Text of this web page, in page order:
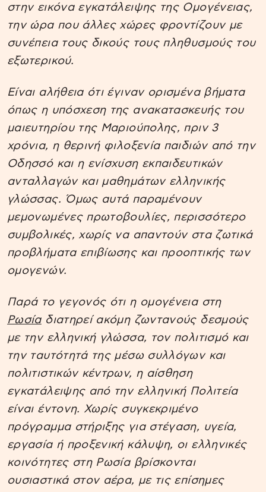
στην εικόνα εγκατάλειψης της Ομογένειας,
την ώρα που άλλες χώρες φροντίζουν με
συνέπεια τους δικούς τους πληθυσμούς του
εξωτερικού.
Είναι αλήθεια ότι έγιναν ορισμένα βήματα
όπως η υπόσχεση της ανακατασκευής του
μαιευτηρίου της Μαριούπολης, πριν 3
χρόνια, η θερινή φιλοξενία παιδιών από την
Οδησσό και η ενίσχυση εκπαιδευτικών
ανταλλαγών και μαθημάτων ελληνικής
γλώσσας. Όμως αυτά παραμένουν
μεμονωμένες πρωτοβουλίες, περισσότερο
συμβολικές, χωρίς να απαντούν στα ζωτικά
προβλήματα επιβίωσης και προοπτικής των
ομογενών.
Παρά το γεγονός ότι η ομογένεια στη
Ρωσίαδιατηρεί ακόμη ζωντανούς δεσμούς
με την ελληνική γλώσσα, τον πολιτισμό και
την ταυτότητά της μέσω συλλόγων και
πολιτιστικών κέντρων, η αίσθηση
εγκατάλειψης από την ελληνική Πολιτεία
είναι έντονη. Χωρίς συγκεκριμένο
πρόγραμμα στήριξης για στέγαση, υγεία,
εργασία ή προξενική κάλυψη, οι ελληνικές
κοινότητες στη Ρωσία βρίσκονται
ουσιαστικά στον αέρα, με τις επίσημες